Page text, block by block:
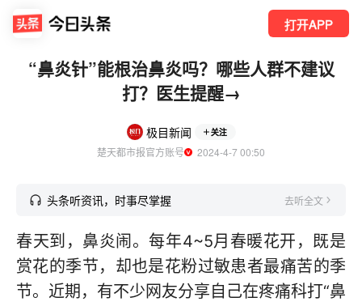
打开APP
“鼻炎针”能根治鼻炎吗？哪些人群不建议
打？医生提醒→
极目新闻 关注
楚天都市报官方账号
  2024-4-7 00:50
头条听资讯，时事尽掌握 去听全文
春天到，鼻炎闹。每年4~5月春暖花开，既是
赏花的季节，却也是花粉过敏患者最痛苦的季
节。近期，有不少网友分享自己在疼痛科打“鼻